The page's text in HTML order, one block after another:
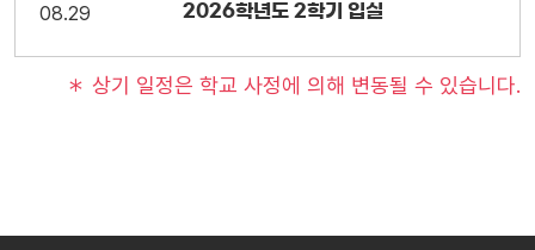
08.29 2026학년도 2학기 입실
＊ 상기 일정은 학교 사정에 의해 변동될 수 있습니다.